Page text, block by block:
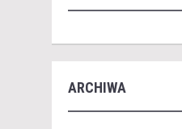
ARCHIWA